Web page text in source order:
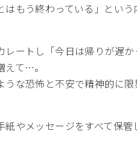
はもう終わっている」とい
レートし「今日は帰りが遅
えて…。
うな恐怖と不安で精神的に
やメッセージをすべて保管